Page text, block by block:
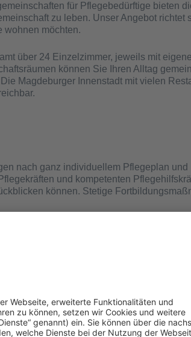
für Pflegebedürftige bieten
zu leben. Unser Angebot richtet
wohnen möchten.
über 24 Einzelzimmer, jeweils mit
können Sie Ihren Alltag
Magdeburger Innenstadt mit vielen
nach ganz individuellem Pflegeplan und
und kompetenten
können. Stetige
Nutzung